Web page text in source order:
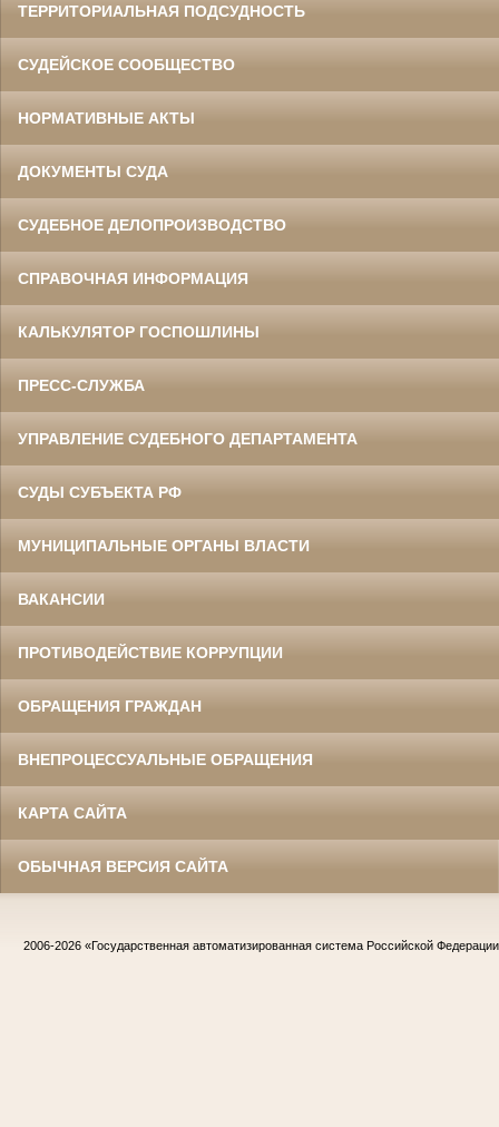
ТЕРРИТОРИАЛЬНАЯ ПОДСУДНОСТЬ
СУДЕЙСКОЕ СООБЩЕСТВО
НОРМАТИВНЫЕ АКТЫ
ДОКУМЕНТЫ СУДА
СУДЕБНОЕ ДЕЛОПРОИЗВОДСТВО
СПРАВОЧНАЯ ИНФОРМАЦИЯ
КАЛЬКУЛЯТОР ГОСПОШЛИНЫ
ПРЕСС-СЛУЖБА
УПРАВЛЕНИЕ СУДЕБНОГО ДЕПАРТАМЕНТА
СУДЫ СУБЪЕКТА РФ
МУНИЦИПАЛЬНЫЕ ОРГАНЫ ВЛАСТИ
ВАКАНСИИ
ПРОТИВОДЕЙСТВИЕ КОРРУПЦИИ
ОБРАЩЕНИЯ ГРАЖДАН
ВНЕПРОЦЕССУАЛЬНЫЕ ОБРАЩЕНИЯ
КАРТА САЙТА
ОБЫЧНАЯ ВЕРСИЯ САЙТА
2006-2026 «Государственная автоматизированная система Российской